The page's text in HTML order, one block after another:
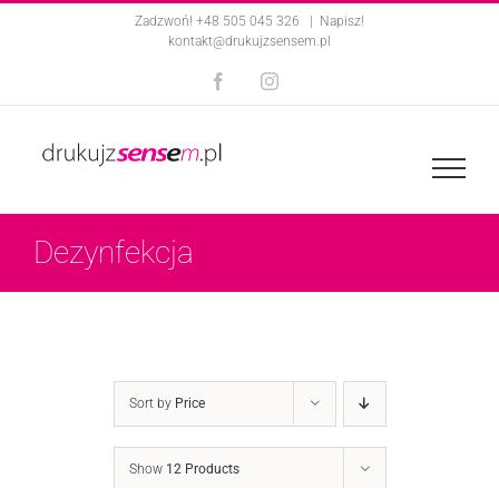
Zadzwoń! +48 505 045 326
Napisz!
kontakt@drukujzsensem.pl
FacebookInstagram
Dezynfekcja
Sort by Price
Show 12 Products